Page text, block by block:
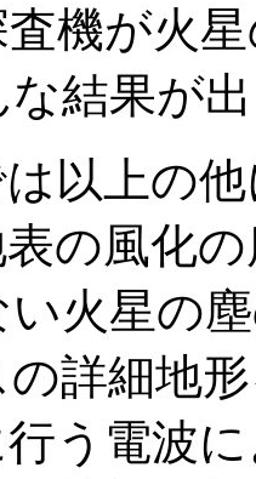
機が火
結果が
以上の
の風化
火星の
詳細地
う電波